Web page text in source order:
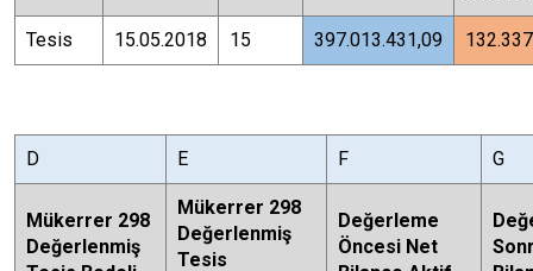
Tesis 15.05.2018 15 397.013.431,09
D E F G
Mükerrer 298
Değerlenmiş
Mükerrer 298
Değerlenmiş
Tesis
Değerleme
Öncesi Net